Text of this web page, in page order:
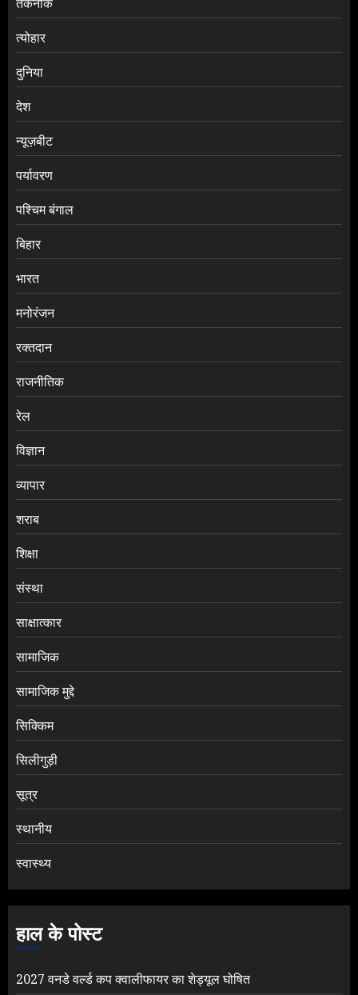
त्योहार
दुनिया
देश
न्यूज़बीट
पर्यावरण
पश्चिम बंगाल
बिहार
भारत
मनोरंजन
रक्तदान
राजनीतिक
रेल
विज्ञान
व्यापार
शराब
शिक्षा
संस्था
साक्षात्कार
सामाजिक
सामाजिक मुद्दे
सिक्किम
सिलीगुड़ी
सूत्र
स्थानीय
स्वास्थ्य
हाल के पोस्ट
2027 वनडे वर्ल्ड कप क्वालीफायर का शेड्यूल घोषित